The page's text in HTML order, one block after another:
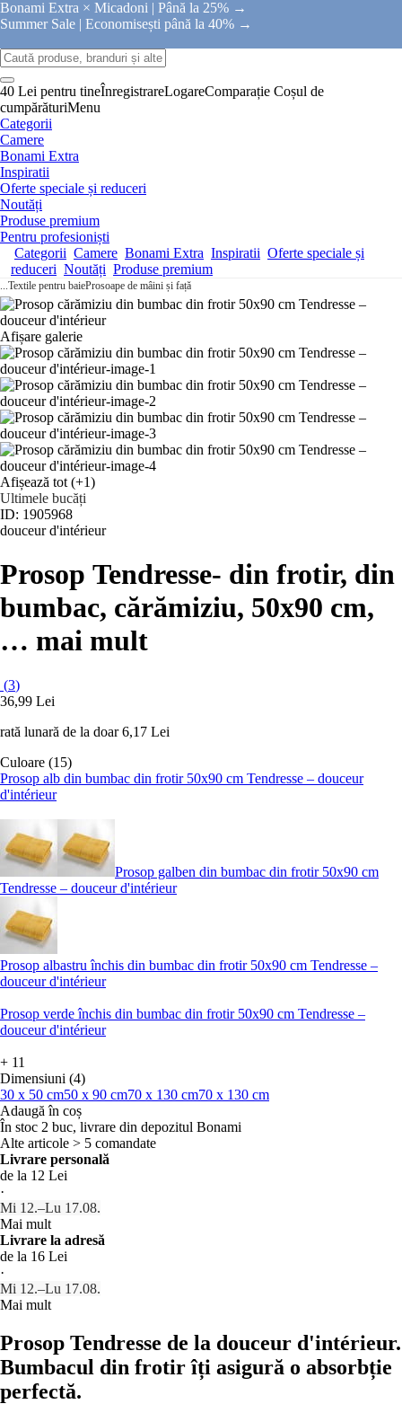
Bonami Extra × Micadoni | Până la 25% →
Summer Sale | Economisești până la 40% →
40 Lei pentru tineÎnregistrareLogareComparație Coșul de
cumpărăturiMenu
Categorii
Camere
Bonami Extra
Inspiratii
Oferte speciale și reduceri
Noutăți
Produse premium
Pentru profesioniști
Categorii Camere Bonami Extra Inspiratii Oferte speciale și
reduceri Noutăți Produse premium
...Textile pentru baieProsoape de mâini și față
Afișare galerie
Afișează tot (+1)
Ultimele bucăți
ID: 1905968
douceur d'intérieur
Prosop Tendresse- din frotir, din
bumbac, cărămiziu, 50x90 cm,
… mai mult
(3)
36,99 Lei
rată lunară de la doar 6,17 Lei
Culoare (15)
Prosop alb din bumbac din frotir 50x90 cm Tendresse – douceur
d'intérieur
Prosop galben din bumbac din frotir 50x90 cm
Tendresse – douceur d'intérieur
Prosop albastru închis din bumbac din frotir 50x90 cm Tendresse –
douceur d'intérieur
Prosop verde închis din bumbac din frotir 50x90 cm Tendresse –
douceur d'intérieur
+ 11
Dimensiuni (4)
30 x 50 cm50 x 90 cm70 x 130 cm70 x 130 cm
Adaugă în coș
În stoc 2 buc, livrare din depozitul Bonami
Alte articole > 5 comandate
Livrare personală
de la 12 Lei
·
Mi 12.–Lu 17.08.
Mai mult
Livrare la adresă
de la 16 Lei
·
Mi 12.–Lu 17.08.
Mai mult
Prosop Tendresse de la douceur d'intérieur.
Bumbacul din frotir îți asigură o absorbție
perfectă.